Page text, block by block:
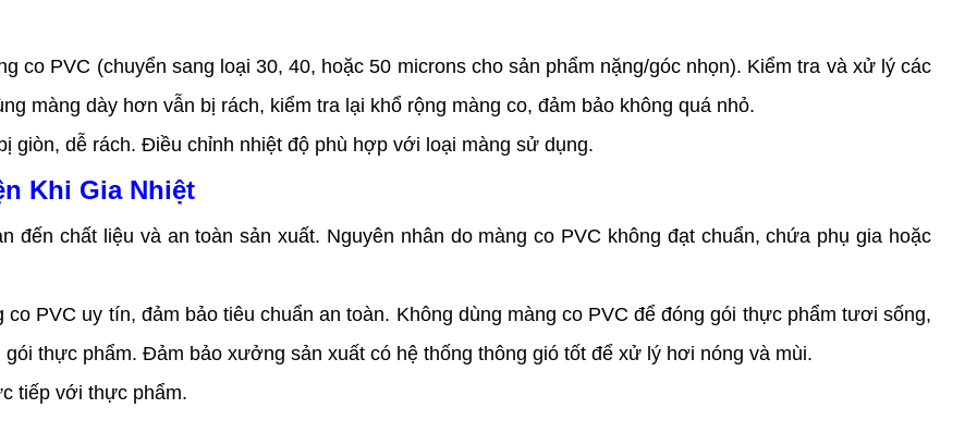
co PVC (chuyển sang loại 30, 40, hoặc 50 microns cho sản phẩm nặng/góc nhọn). Kiểm tra và xử lý các
màng dày hơn vẫn bị rách, kiểm tra lại khổ rộng màng co, đảm bảo không quá nhỏ.
giòn, dễ rách. Điều chỉnh nhiệt độ phù hợp với loại màng sử dụng.
Khi Gia Nhiệt
đến chất liệu và an toàn sản xuất. Nguyên nhân do màng co PVC không đạt chuẩn, chứa phụ gia hoặc
co PVC uy tín, đảm bảo tiêu chuẩn an toàn. Không dùng màng co PVC để đóng gói thực phẩm tươi sống,
thực phẩm. Đảm bảo xưởng sản xuất có hệ thống thông gió tốt để xử lý hơi nóng và mùi.
tiếp với thực phẩm.